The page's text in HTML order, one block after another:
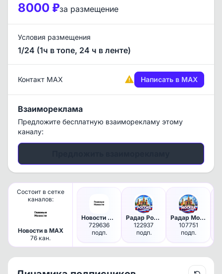
8000 ₽за размещение
Условия размещения
1/24 (1ч в топе, 24 ч в ленте)
Контакт MAX Написать в MAX
Взаимореклама
Предложите бесплатную взаиморекламу этому
каналу:
Состоит в сетке
каналов:
Новости в MAX
76 кан.
Новости Россия
729636
подп.
Радар Россия БПЛА
122937
подп.
Радар Москва
107751
подп.